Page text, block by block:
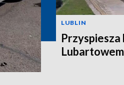
LUBLIN
Przyspiesza